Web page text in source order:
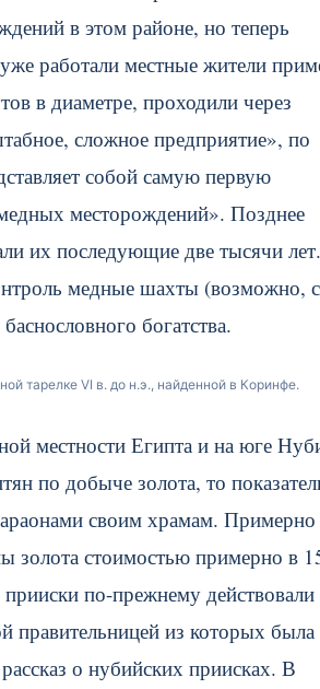
в этом районе, но теперь
работали местные жители
в диаметре, проходили через
сложное предприятие», по
собой самую первую
месторождений». Позднее
их последующие две тысячи
медные шахты (возможно, с
богатства.
тарелке VI в. до н.э., найденной в Коринфе.
местности Египта и на юге
по добыче золота, то
своим храмам.
золота стоимостью примерно в
по-прежнему действовали
правительницей из которых была
о нубийских приисках. В